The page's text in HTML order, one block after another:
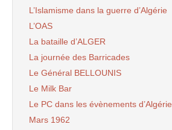
L’Islamisme dans la guerre d’Algérie
L’OAS
La bataille d’ALGER
La journée des Barricades
Le Général BELLOUNIS
Le Milk Bar
Le PC dans les évènements d’Algérie
Mars 1962